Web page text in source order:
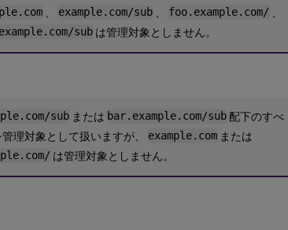
example.com/sub foo.example.com/
sub は管理対象としません。
sub または bar.example.com/sub配下のすべ
理対象として扱いますが、
example.com または
は管理対象としません。